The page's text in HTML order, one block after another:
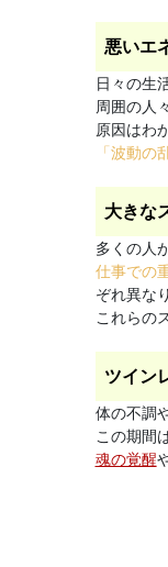
悪いエ
日々の生
周囲の人
原因はわ
「波動
大きな
多くの人
仕事での
ぞれ異な
これらの
ツイン
体の不調
この期間
魂の覚醒